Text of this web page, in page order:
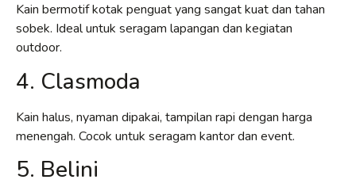
Kain bermotif kotak penguat yang sangat kuat dan tahan
sobek. Ideal untuk seragam lapangan dan kegiatan
outdoor.
4. Clasmoda
Kain halus, nyaman dipakai, tampilan rapi dengan harga
menengah. Cocok untuk seragam kantor dan event.
5. Belini